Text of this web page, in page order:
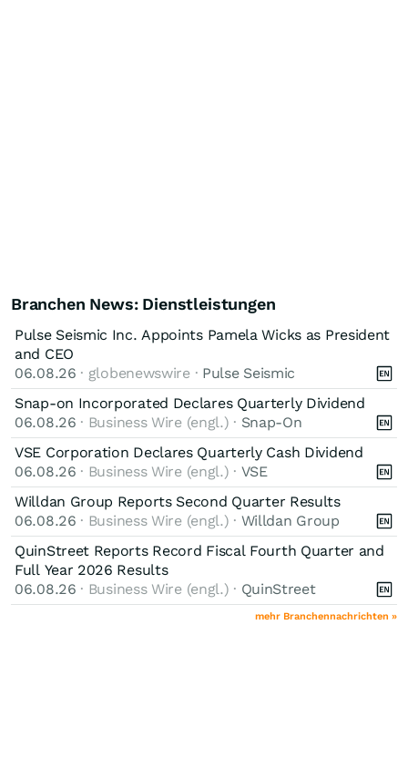
Branchen News: Dienstleistungen
Pulse Seismic Inc. Appoints Pamela Wicks as President
and CEO
06.08.26 · globenewswire · Pulse Seismic
Snap-on Incorporated Declares Quarterly Dividend
06.08.26 · Business Wire (engl.) · Snap-On
VSE Corporation Declares Quarterly Cash Dividend
06.08.26 · Business Wire (engl.) · VSE
Willdan Group Reports Second Quarter Results
06.08.26 · Business Wire (engl.) · Willdan Group
QuinStreet Reports Record Fiscal Fourth Quarter and
Full Year 2026 Results
06.08.26 · Business Wire (engl.) · QuinStreet
mehr Branchennachrichten »